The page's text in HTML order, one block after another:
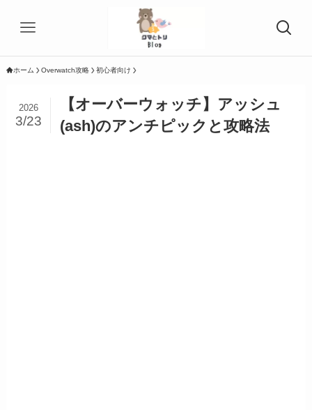
ホーム Overwatch攻略 初心者向け
【オーバーウォッチ】アッシュ
(ash)のアンチピックと攻略法
2026
3/23